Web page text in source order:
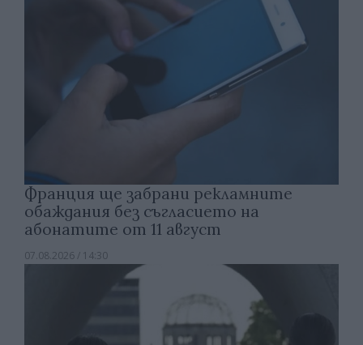
Франция ще забрани рекламните
обаждания без съгласието на
абонатите от 11 август
07.08.2026 / 14:30